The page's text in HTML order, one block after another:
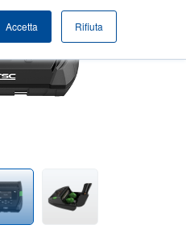
Accetta Rifiuta